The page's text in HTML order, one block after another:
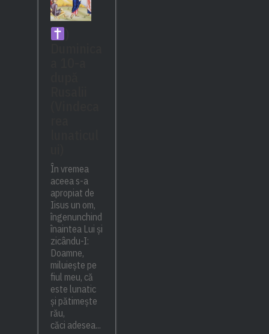
În vremea
aceea s-a
apropiat de
Iisus un om,
îngenunchind
înaintea Lui și
zicându-I:
Doamne,
miluiește pe
fiul meu, că
este lunatic
și pătimește
rău,
căci adesea...